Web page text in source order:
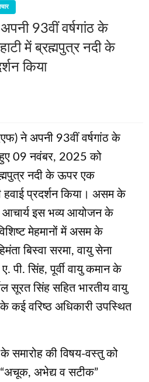
93वीं वर्षगांठ के
में ब्रह्मपुत्र नदी के
किया
ने अपनी 93वीं वर्षगांठ के
हुए 09 नवंबर, 2025 को
नदी के ऊपर एक
हवाई प्रदर्शन किया। असम के
आचार्य इस भव्य आयोजन के
मेहमानों में असम के
बिस्वा सरमा, वायु सेना
पी. सिंह, पूर्वी वायु कमान के
सूरत सिंह सहित भारतीय वायु
कई वरिष्ठ अधिकारी उपस्थित
के समारोह की विषय-वस्तु को
“अचूक, अभेद्य व सटीक”